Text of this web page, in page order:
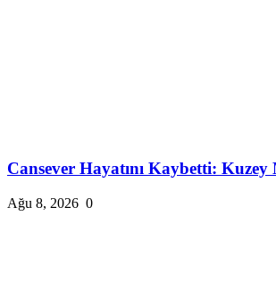
Cansever Hayatını Kaybetti: Kuzey
Ağu 8, 2026 0